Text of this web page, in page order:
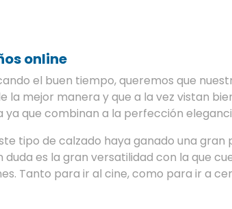
online
el buen tiempo, queremos que
la mejor manera y que a la vez vistan
que combinan a la perfección
tipo de calzado haya ganado una gran
duda es la gran versatilidad con la que
Tanto para ir al cine, como para ir a